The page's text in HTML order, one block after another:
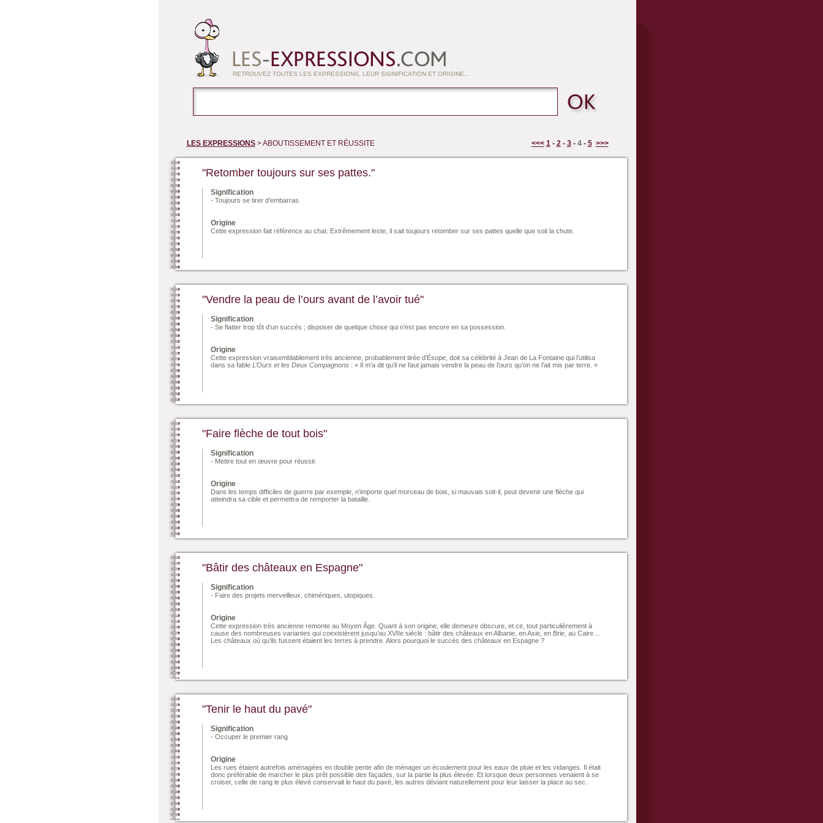
RETROUVEZ TOUTES LES EXPRESSIONS, LEUR SIGNIFICATION ET ORIGINE...
LES EXPRESSIONS> ABOUTISSEMENT ET RÉUSSITE <<< 1- 2- 3- 4- 5 >>>
"Retomber toujours sur ses pattes."
Signification
- Toujours se tirer d’embarras.
Origine
Cette expression fait référence au chat. Extrêmement leste, il sait toujours retomber sur ses pattes quelle que soit la chute.
"Vendre la peau de l’ours avant de l’avoir tué"
Signification
- Se flatter trop tôt d’un succès ; disposer de quelque chose qui n’est pas encore en sa possession.
Origine
Cette expression vraisemblablement très ancienne, probablement tirée d’Ésope, doit sa célébrité à Jean de La Fontaine qui l’utilisa
dans sa fable L’Ours et les Deux Compagnons: « Il m’a dit qu’il ne faut jamais vendre la peau de l’ours qu’on ne l’ait mis par terre. »
"Faire flèche de tout bois"
Signification
- Mettre tout en œuvre pour réussir.
Origine
Dans les temps difficiles de guerre par exemple, n’importe quel morceau de bois, si mauvais soit-il, peut devenir une flèche qui
atteindra sa cible et permettra de remporter la bataille.
"Bâtir des châteaux en Espagne"
Signification
- Faire des projets merveilleux, chimériques, utopiques.
Origine
Cette expression très ancienne remonte au Moyen Âge. Quant à son origine, elle demeure obscure, et ce, tout particulièrement à
cause des nombreuses variantes qui coexistèrent jusqu’au XVIIe siècle : bâtir des châteaux en Albanie, en Asie, en Brie, au Caire…
Les châteaux où qu’ils fussent étaient les terres à prendre. Alors pourquoi le succès des châteaux en Espagne ?
"Tenir le haut du pavé"
Signification
- Occuper le premier rang
Origine
Les rues étaient autrefois aménagées en double pente afin de ménager un écoulement pour les eaux de pluie et les vidanges. Il était
donc préférable de marcher le plus prêt possible des façades, sur la partie la plus élevée. Et lorsque deux personnes venaient à se
croiser, celle de rang le plus élevé conservait le haut du pavé, les autres déviant naturellement pour leur laisser la place au sec.